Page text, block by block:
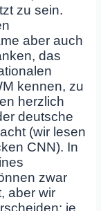
zu sein.
aber auch
das
kennen, zu
herzlich
deutsche
(wir lesen
CNN). In
zwar
aber wir
je